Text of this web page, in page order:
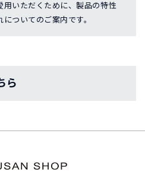
用いただくために、製品の特性
ついてのご案内です。
ら